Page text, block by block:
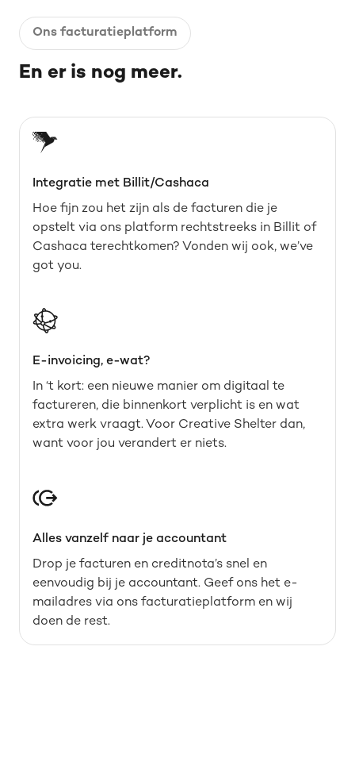
Ons facturatieplatform
En er is nog meer.
Integratie met Billit/Cashaca
Hoe fijn zou het zijn als de facturen die je
opstelt via ons platform rechtstreeks in Billit of
Cashaca terechtkomen? Vonden wij ook, we’ve
got you.
E-invoicing, e-wat?
In ‘t kort: een nieuwe manier om digitaal te
factureren, die binnenkort verplicht is en wat
extra werk vraagt. Voor Creative Shelter dan,
want voor jou verandert er niets.
Alles vanzelf naar je accountant
Drop je facturen en creditnota’s snel en
eenvoudig bij je accountant. Geef ons het e-
mailadres via ons facturatieplatform en wij
doen de rest.